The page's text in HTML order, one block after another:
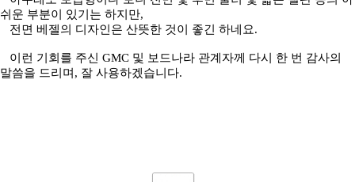
쉬운 부분이 있기는 하지만,
전면 베젤의 디자인은 산뜻한 것이 좋긴 하네요.
이런 기회를 주신 GMC 및 보드나라 관계자께 다시 한 번 감사의
말씀을 드리며, 잘 사용하겠습니다.